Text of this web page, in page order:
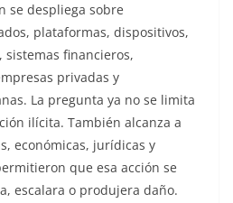
se despliega sobre
plataformas, dispositivos,
financieros,
privadas y
La pregunta ya no se limita
ilícita. También alcanza a
económicas, jurídicas y
que esa acción se
escalara o produjera daño.